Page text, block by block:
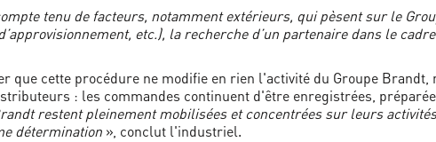
tenu de facteurs, notamment extérieurs, qui pèsent sur le
etc.), la recherche d’un partenaire dans le
que cette procédure ne modifie en rien l'activité du Groupe Brandt,
: les commandes continuent d'être enregistrées,
restent pleinement mobilisées et concentrées sur leurs
détermination », conclut l'industriel.